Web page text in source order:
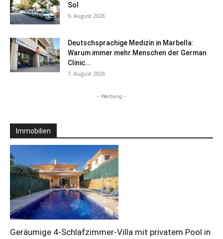
Sol
9. August 2026
Deutschsprachige Medizin in Marbella:
Warum immer mehr Menschen der German
Clinic...
7. August 2026
- Werbung -
Immobilien
Geräumige 4-Schlafzimmer-Villa mit privatem Pool in